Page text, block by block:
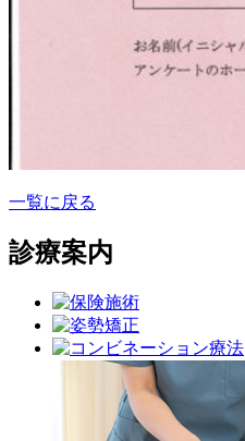
一覧に戻る
診療案内